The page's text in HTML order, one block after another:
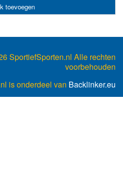
toevoegen
SportiefSporten.nl Alle rechten
voorbehouden
is onderdeel van Backlinker.eu